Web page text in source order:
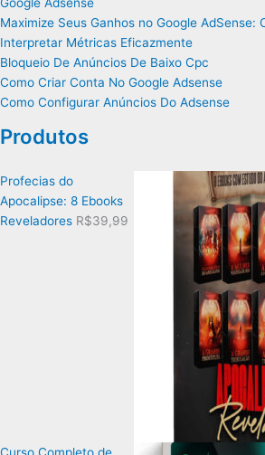
Maximize Seus Ganhos no Google AdSense:
Interpretar Métricas Eficazmente
Bloqueio De Anúncios De Baixo Cpc
Como Criar Conta No Google Adsense
Como Configurar Anúncios Do Adsense
Produtos
Profecias do
Apocalipse: 8 Ebooks
Reveladores R$39,99
Curso Completo de